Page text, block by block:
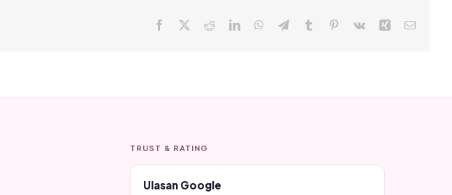
Facebook RedditLinkedInWhatsApp
TelegramTumblr Pinterest
Vk Xing Email
TRUST & RATING
Ulasan Google